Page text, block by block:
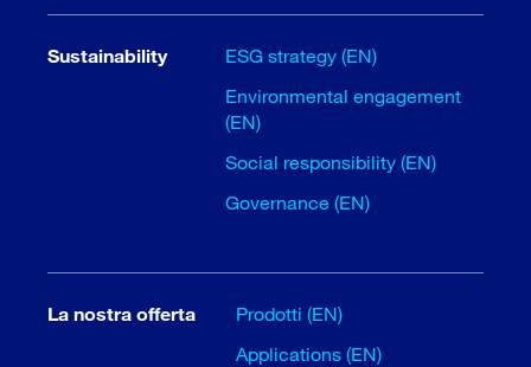
Sustainability
ESG strategy (EN)
Environmental engagement
(EN)
Social responsibility (EN)
Governance (EN)
La nostra offerta
Prodotti (EN)
Applications (EN)